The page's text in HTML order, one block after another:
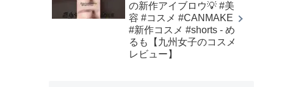
の新作アイブロウ💡 #美
容 #コスメ #CANMAKE
#新作コスメ #shorts - め
るも【九州女子のコスメ
レビュー】